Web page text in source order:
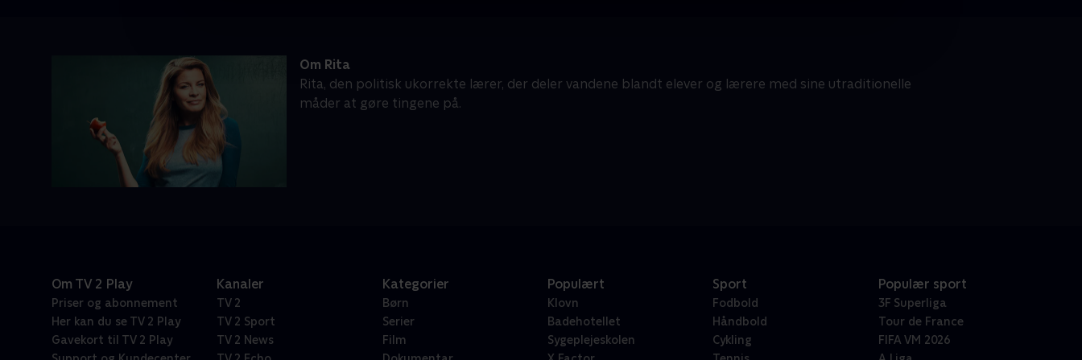
Om Rita
Rita, den politisk ukorrekte lærer, der deler vandene blandt elever og lærere med sine utraditionelle
måder at gøre tingene på.
Om TV 2 Play
Priser og abonnement
Her kan du se TV 2 Play
Gavekort til TV 2 Play
Kanaler
TV 2
TV 2 Sport
TV 2 News
Kategorier
Børn
Serier
Film
Populært
Klovn
Badehotellet
Sygeplejeskolen
Sport
Fodbold
Håndbold
Cykling
Populær sport
3F Superliga
Tour de France
FIFA VM 2026